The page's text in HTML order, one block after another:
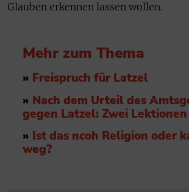
Glauben erkennen lassen wollen.
Mehr zum Thema
» Freispruch für Latzel
» Nach dem Urteil des
gegen Latzel: Zwei Lektionen
» Ist das ncoh Religion oder
weg?